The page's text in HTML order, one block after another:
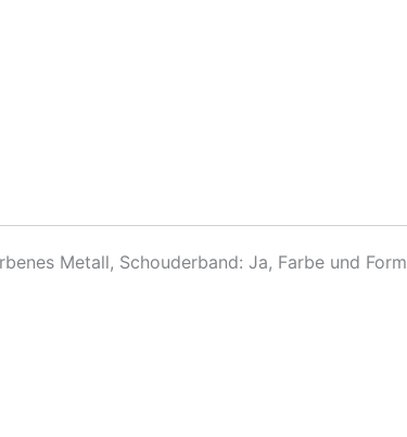
Metall, Schouderband: Ja, Farbe und Form